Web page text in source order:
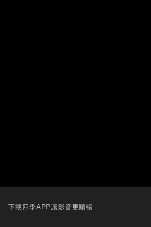
下載四季APP讓影音更順暢